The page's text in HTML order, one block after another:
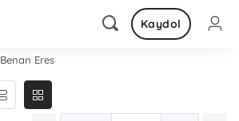
Kaydol
Benan Eres